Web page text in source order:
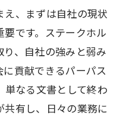
え、まずは自社の現状
です。ステークホル
、自社の強みと弱み
貢献できるパーパス
単なる文書として終わ
有し、日々の業務に